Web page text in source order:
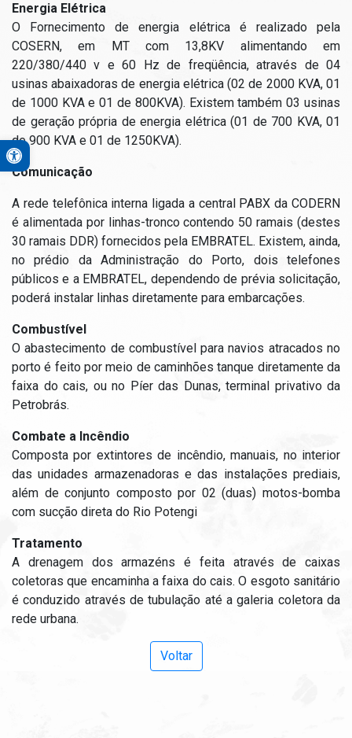
Energia Elétrica
O Fornecimento de energia elétrica é realizado pela
COSERN, em MT com 13,8KV alimentando em
220/380/440 v e 60 Hz de freqüência, através de 04
usinas abaixadoras de energia elétrica (02 de 2000 KVA, 01
de 1000 KVA e 01 de 800KVA). Existem também 03 usinas
de geração própria de energia elétrica (01 de 700 KVA, 01
de 900 KVA e 01 de 1250KVA).
Comunicação
A rede telefônica interna ligada a central PABX da CODERN
é alimentada por linhas-tronco contendo 50 ramais (destes
30 ramais DDR) fornecidos pela EMBRATEL. Existem, ainda,
no prédio da Administração do Porto, dois telefones
públicos e a EMBRATEL, dependendo de prévia solicitação,
poderá instalar linhas diretamente para embarcações.
Combustível
O abastecimento de combustível para navios atracados no
porto é feito por meio de caminhões tanque diretamente da
faixa do cais, ou no Píer das Dunas, terminal privativo da
Petrobrás.
Combate a Incêndio
Composta por extintores de incêndio, manuais, no interior
das unidades armazenadoras e das instalações prediais,
além de conjunto composto por 02 (duas) motos-bomba
com sucção direta do Rio Potengi
Tratamento
A drenagem dos armazéns é feita através de caixas
coletoras que encaminha a faixa do cais. O esgoto sanitário
é conduzido através de tubulação até a galeria coletora da
rede urbana.
Voltar
A+
Contraste Alto
Monocromático
PB&A
Reset
Open toolbar